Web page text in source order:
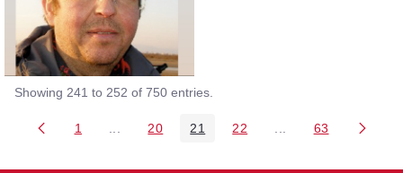
Showing 241 to 252 of 750 entries.
Page
1 Intermediate Pages Use TAB to navigate.
Page
20 Page
21 Page
22 Intermediate Pages
Page
63